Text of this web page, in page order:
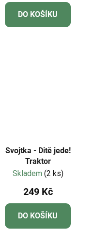
DO KOŠÍKU
Svojtka - Ditě jede!
Traktor
Skladem (2 ks)
249 Kč
DO KOŠÍKU